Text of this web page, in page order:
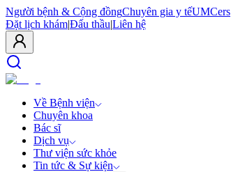
Người bệnh & Cộng đồngChuyên gia y tếUMCers
Đặt lịch khám|Đấu thầu|Liên hệ
Về Bệnh viện
Chuyên khoa
Bác sĩ
Dịch vụ
Thư viện sức khỏe
Tin tức & Sự kiện